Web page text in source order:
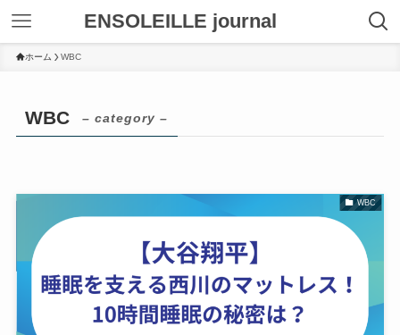
ENSOLEILLE journal
ホーム WBC
WBC – category –
WBC